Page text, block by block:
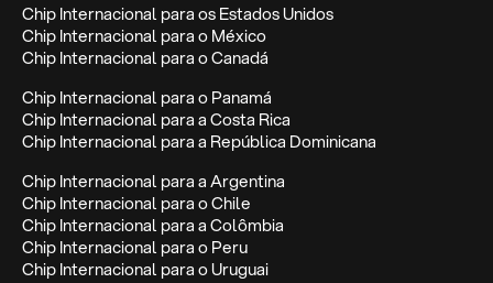
Chip Internacional para os Estados Unidos
Chip Internacional para o México
Chip Internacional para o Canadá
Chip Internacional para o Panamá
Chip Internacional para a Costa Rica
Chip Internacional para a República Dominicana
Chip Internacional para a Argentina
Chip Internacional para o Chile
Chip Internacional para a Colômbia
Chip Internacional para o Peru
Chip Internacional para o Uruguai